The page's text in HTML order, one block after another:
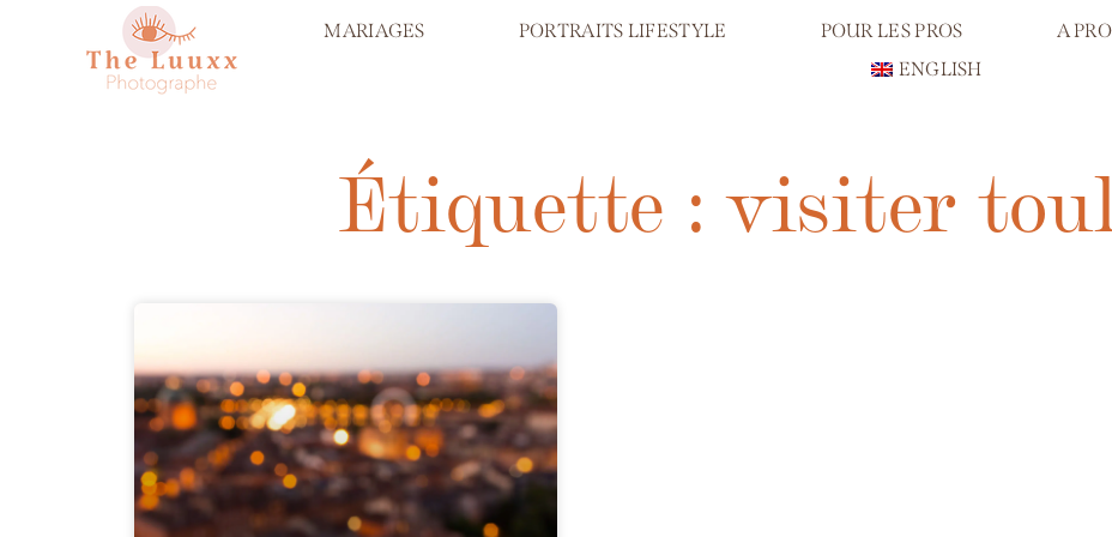
MARIAGES PORTRAITS LIFESTYLE POUR LES PROS A
ENGLISH
Étiquette : visiter